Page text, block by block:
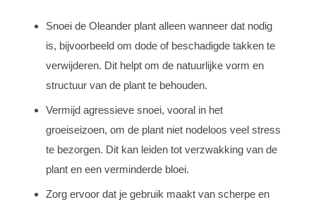
Snoei de Oleander plant alleen wanneer dat nodig
is, bijvoorbeeld om dode of beschadigde takken te
verwijderen. Dit helpt om de natuurlijke vorm en
structuur van de plant te behouden.
Vermijd agressieve snoei, vooral in het
groeiseizoen, om de plant niet nodeloos veel stress
te bezorgen. Dit kan leiden tot verzwakking van de
plant en een verminderde bloei.
Zorg ervoor dat je gebruik maakt van scherpe en